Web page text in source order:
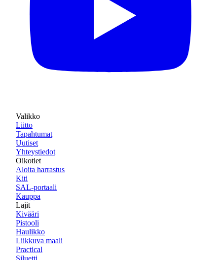
Valikko
Liitto
Tapahtumat
Uutiset
Yhteystiedot
Oikotiet
Aloita harrastus
Kiti
SAL-portaali
Kauppa
Lajit
Kivääri
Pistooli
Haulikko
Liikkuva maali
Practical